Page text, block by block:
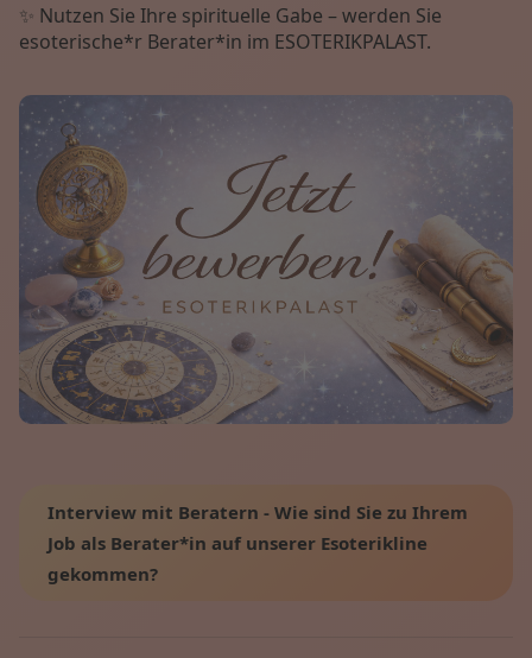
✨ Nutzen Sie Ihre spirituelle Gabe – werden Sie
esoterische*r Berater*in im ESOTERIKPALAST.
Interview mit Beratern - Wie sind Sie zu Ihrem
Job als Berater*in auf unserer Esoterikline
gekommen?